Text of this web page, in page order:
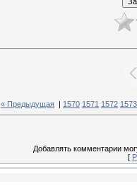
« Предыдущая 1570 1571 1572 1573
Добавлять комментарии
[